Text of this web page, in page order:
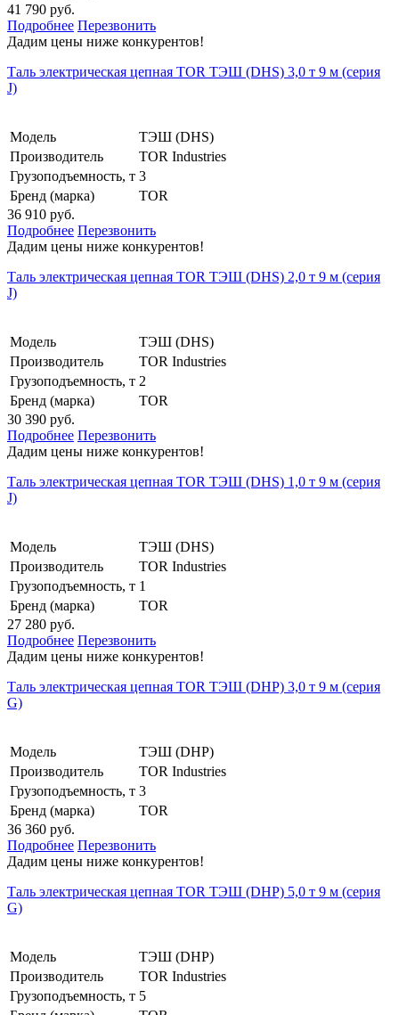
41 790 руб.
Подробнее Перезвонить
Дадим цены ниже конкурентов!
Таль электрическая цепная TOR ТЭШ (DHS) 3,0 т 9 м (серия
J)
Модель
ТЭШ (DHS)
Производитель
TOR Industries
Грузоподъемность, т 3
Бренд (марка)
TOR
36 910 руб.
Подробнее Перезвонить
Дадим цены ниже конкурентов!
Таль электрическая цепная TOR ТЭШ (DHS) 2,0 т 9 м (серия
J)
Модель
ТЭШ (DHS)
Производитель
TOR Industries
Грузоподъемность, т 2
Бренд (марка)
TOR
30 390 руб.
Подробнее Перезвонить
Дадим цены ниже конкурентов!
Таль электрическая цепная TOR ТЭШ (DHS) 1,0 т 9 м (серия
J)
Модель
ТЭШ (DHS)
Производитель
TOR Industries
Грузоподъемность, т 1
Бренд (марка)
TOR
27 280 руб.
Подробнее Перезвонить
Дадим цены ниже конкурентов!
Таль электрическая цепная TOR ТЭШ (DHP) 3,0 т 9 м (серия
G)
Модель
ТЭШ (DHP)
Производитель
TOR Industries
Грузоподъемность, т 3
Бренд (марка)
TOR
36 360 руб.
Подробнее Перезвонить
Дадим цены ниже конкурентов!
Таль электрическая цепная TOR ТЭШ (DHP) 5,0 т 9 м (серия
G)
Модель
ТЭШ (DHP)
Производитель
TOR Industries
Грузоподъемность, т 5